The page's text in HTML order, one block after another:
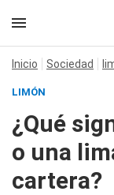
Inicio Sociedad
LIMÓN
¿Qué
o una
cartera?